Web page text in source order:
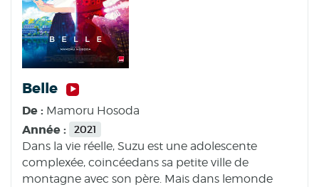
Belle
De : Mamoru Hosoda
Année : 2021
Dans la vie réelle, Suzu est une adolescente
complexée, coincéedans sa petite ville de
montagne avec son père. Mais dans lemonde